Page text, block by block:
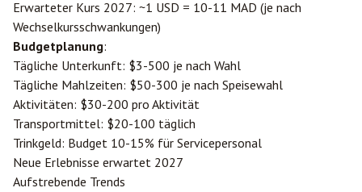
Erwarteter Kurs 2027: ~1 USD = 10-11 MAD (je nach
Wechselkursschwankungen)
Budgetplanung:
Tägliche Unterkunft: $3-500 je nach Wahl
Tägliche Mahlzeiten: $50-300 je nach Speisewahl
Aktivitäten: $30-200 pro Aktivität
Transportmittel: $20-100 täglich
Trinkgeld: Budget 10-15% für Servicepersonal
Neue Erlebnisse erwartet 2027
Aufstrebende Trends